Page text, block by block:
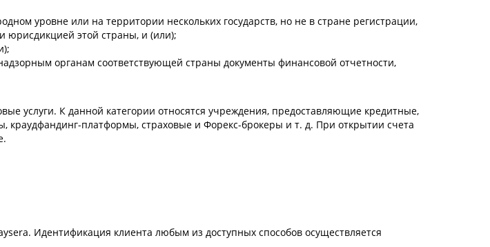
уровне или на территории нескольких государств, но не в стране регистрации,
юрисдикцией этой страны, и (или);
органам соответствующей страны документы финансовой отчетности,
услуги. К данной категории относятся учреждения, предоставляющие кредитные,
платформы, страховые и Форекс-брокеры и т. д. При открытии счета
Идентификация клиента любым из доступных способов осуществляется